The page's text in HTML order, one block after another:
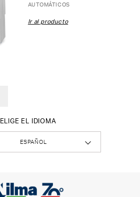
AUTOMÁTICOS
Ir al producto
ELIGE EL IDIOMA
ESPAÑOL